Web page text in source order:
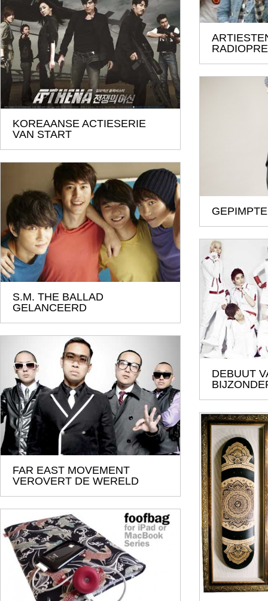
KOREAANSE ACTIESERIE
VAN START
S.M. THE BALLAD
GELANCEERD
DEBUUT
FAR EAST MOVEMENT
VEROVERT DE WERELD